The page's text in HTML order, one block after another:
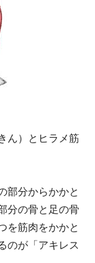
ん）とヒラメ筋
部分からかかと
分の骨と足の骨
を筋肉をかかと
のが「アキレス